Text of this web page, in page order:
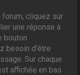
forum, cliquez sur
une réponse à
bouton
besoin d’être
Sur chaque
affichée en bas